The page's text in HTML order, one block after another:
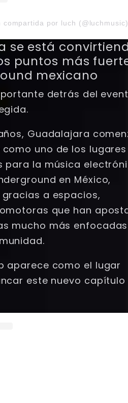
compartida por luch (@luchmusic)
se está
puntos más
mexicano
detrás del
Guadalajara
uno de los lugares
para la música
en México,
a espacios,
que han
mucho más
aparece como el lugar
este nuevo capítulo